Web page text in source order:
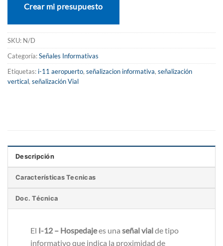
Crear mi presupuesto
SKU: N/D
Categoría:Señales Informativas
Etiquetas: i-11 aeropuerto, señalizacion informativa, señalización
vertical, señalización Vial
Descripción
Características Tecnicas
Doc. Técnica
El I-12 – Hospedajees una señal vialde tipo
informativo que indica la proximidad de